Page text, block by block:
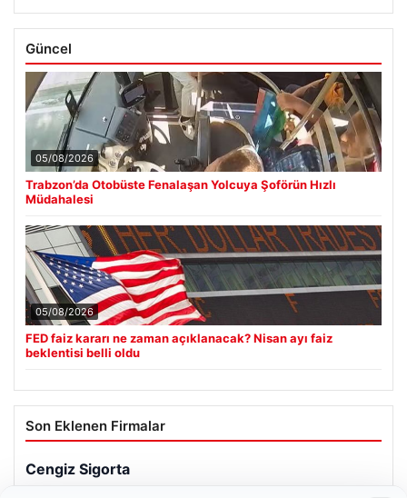
Güncel
05/08/2026
Trabzon’da Otobüste Fenalaşan Yolcuya Şoförün Hızlı
Müdahalesi
05/08/2026
FED faiz kararı ne zaman açıklanacak? Nisan ayı faiz
beklentisi belli oldu
Son Eklenen Firmalar
Cengiz Sigorta